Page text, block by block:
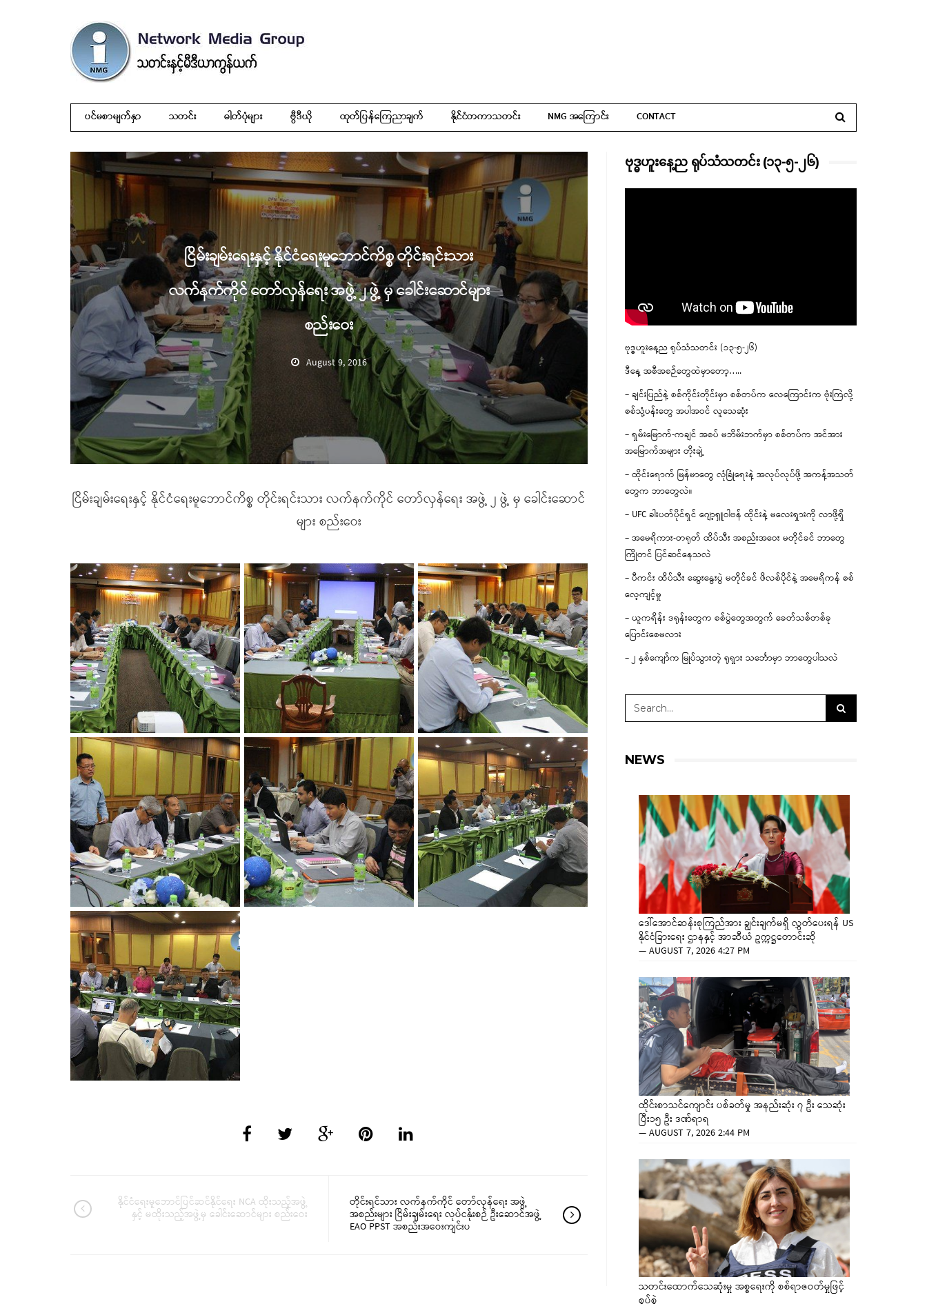
ပင်မစာမျက်နှာ သတင်း ဓါတ်ပုံများ ဗွီဒီယို ထုတ်ပြန်ကြေညာချက် နိုင်ငံတကာသတင်း NMG အကြောင်း CONTACT
ငြိမ်းချမ်းရေးနှင့် နိုင်ငံရေးမူဘောင်ကိစ္စ တိုင်းရင်းသား
လက်နက်ကိုင် တော်လှန်ရေး အဖွဲ့ ၂ ဖွဲ့ မှ ခေါင်းဆောင်များ
စည်းဝေး
August 9, 2016
ငြိမ်းချမ်းရေးနှင့် နိုင်ငံရေးမူဘောင်ကိစ္စ တိုင်းရင်းသား လက်နက်ကိုင် တော်လှန်ရေး အဖွဲ့ ၂ ဖွဲ့ မှ ခေါင်းဆောင်
များ စည်းဝေး
နိုင်ငံရေးမူဘောင်ပြင်ဆင်နိုင်ရေး NCA ထိုးသည့်အဖွဲ့
နှင့် မထိုးသည့်အဖွဲ့မှ ခေါင်းဆောင်များ စည်းဝေး
တိုင်းရင်သား လက်နက်ကိုင် တော်လှန်ရေး အဖွဲ့
အစည်းများ ငြိမ်းချမ်းရေး လုပ်ငန်ုးစဉ် ဦးဆောင်အဖွဲ့
EAO PPST အစည်းအဝေးကျင်းပ
ဗုဒ္ဓဟူးနေ့ည ရုပ်သံသတင်း (၁၃-၅-၂၆)
ဗုဒ္ဓဟူးနေ့ည ရုပ်သံသတင်း (၁၃-၅-၂၆)
ဒီနေ့ အစီအစဉ်တွေထဲမှာတော့…..
– ချင်းပြည်နဲ့ စစ်ကိုင်းတိုင်းမှာ စစ်တပ်က လေကြောင်းက ဗုံးကြဲလို့
စစ်သုံ့ပန်းတွေ အပါအဝင် လူသေဆုံး
– ရှမ်းမြောက်-ကချင် အစပ် မဘိမ်းဘက်မှာ စစ်တပ်က အင်အား
အမြောက်အများ တိုးချဲ့
– ထိုင်းရောက် မြန်မာတွေ လုံခြုံရေးနဲ့ အလုပ်လုပ်ဖို့ အကန့်အသတ်
တွေက ဘာတွေလဲ။
– UFC ခါးပတ်ပိုင်ရှင် ဂျော့ရှူဝါဗန် ထိုင်းနဲ့ မလေးရှားကို လာဖို့ရှိ
– အမေရိကား-တရုတ် ထိပ်သီး အစည်းအဝေး မတိုင်ခင် ဘာတွေ
ကြိုတင် ပြင်ဆင်နေသလဲ
– ပီကင်း ထိပ်သီး ဆွေးနွေးပွဲ မတိုင်ခင် ဖိလစ်ပိုင်နဲ့ အမေရိကန် စစ်
လေ့ကျင့်မှု
– ယူကရိန်း ဒရုန်းတွေက စစ်ပွဲတွေအတွက် ခေတ်သစ်တစ်ခု
ပြောင်းစေမလား
– ၂ နှစ်ကျော်က မြုပ်သွားတဲ့ ရုရှား သင်္ဘောမှာ ဘာတွေပါသလဲ
NEWS
ဒေါ်အောင်ဆန်းစုကြည်အား ချွင်းချက်မရှိ လွှတ်ပေးရန် US
နိုင်ငံခြားရေး ဌာနနှင့် အာဆီယံ ဥက္ကဋ္ဌတောင်းဆို
—AUGUST 7, 2026 4:27 PM
ထိုင်းစာသင်ကျောင်း ပစ်ခတ်မှု အနည်းဆုံး ၇ ဦး သေဆုံး
ပြီး၁၅ ဦး ဒဏ်ရာရ
—AUGUST 7, 2026 2:44 PM
သတင်းထောက်သေဆုံးမှု အစ္စရေးကို စစ်ရာဇဝတ်မှုဖြင့်